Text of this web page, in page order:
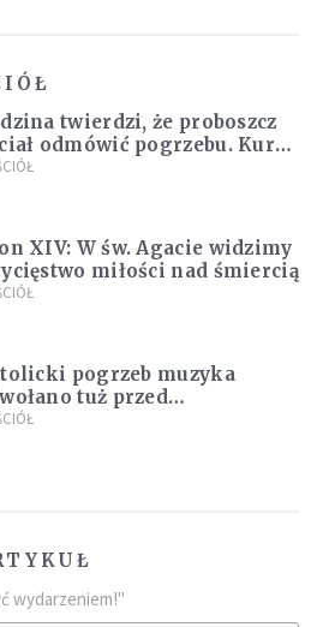
twierdzi, że proboszcz
odmówić pogrzebu. Kuria
wyjaśnienia
XIV: W św. Agacie widzimy
miłości nad śmiercią
pogrzeb muzyka
tuż przed
Powodem była
wydarzeniem!"